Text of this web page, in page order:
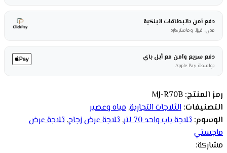
دفع آمن بالبطاقات البنكية
مدى، فيزا، وماستركارد
دفع سريع وآمن مع أبل باي
بواسطة Apple Pay
رمز المنتج: MJ-R70B
التصنيفات: الثلاجات التجارية, مياه وعصير
الوسوم: ثلاجة باب واحد 70 لتر , ثلاجة عرض زجاج, ثلاجة عرض
ماجستي
مشاركة: